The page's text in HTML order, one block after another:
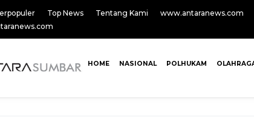
Top News Tentang Kami www.antaranews.com
HOME NASIONAL POLHUKAM